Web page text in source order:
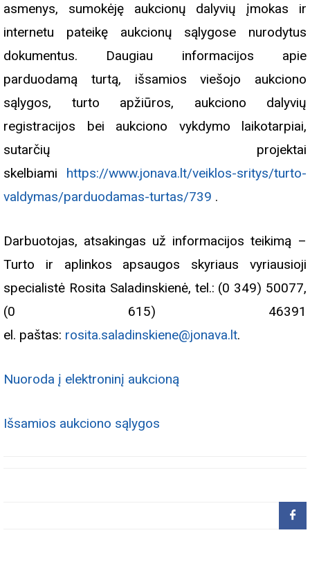
asmenys, sumokėję aukcionų dalyvių įmokas ir
internetu pateikę aukcionų sąlygose nurodytus
dokumentus. Daugiau informacijos apie
parduodamą turtą, išsamios viešojo aukciono
sąlygos, turto apžiūros, aukciono dalyvių
registracijos bei aukciono vykdymo laikotarpiai,
sutarčių projektai
skelbiami https://www.jonava.lt/veiklos-sritys/turto-
valdymas/parduodamas-turtas/739 .
Darbuotojas, atsakingas už informacijos teikimą –
Turto ir aplinkos apsaugos skyriaus vyriausioji
specialistė Rosita Saladinskienė, tel.: (0 349) 50077,
(0 615) 46391
el. paštas: rosita.saladinskiene@jonava.lt.
Nuoroda į elektroninį aukcioną
Išsamios aukciono sąlygos